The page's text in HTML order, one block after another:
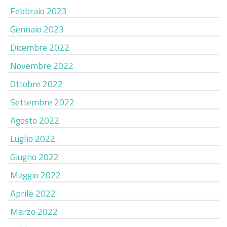
Febbraio 2023
Gennaio 2023
Dicembre 2022
Novembre 2022
Ottobre 2022
Settembre 2022
Agosto 2022
Luglio 2022
Giugno 2022
Maggio 2022
Aprile 2022
Marzo 2022